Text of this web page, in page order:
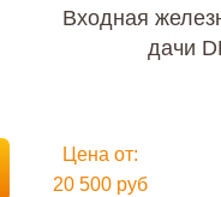
Входная
дачи
Цена от:
20 500 руб